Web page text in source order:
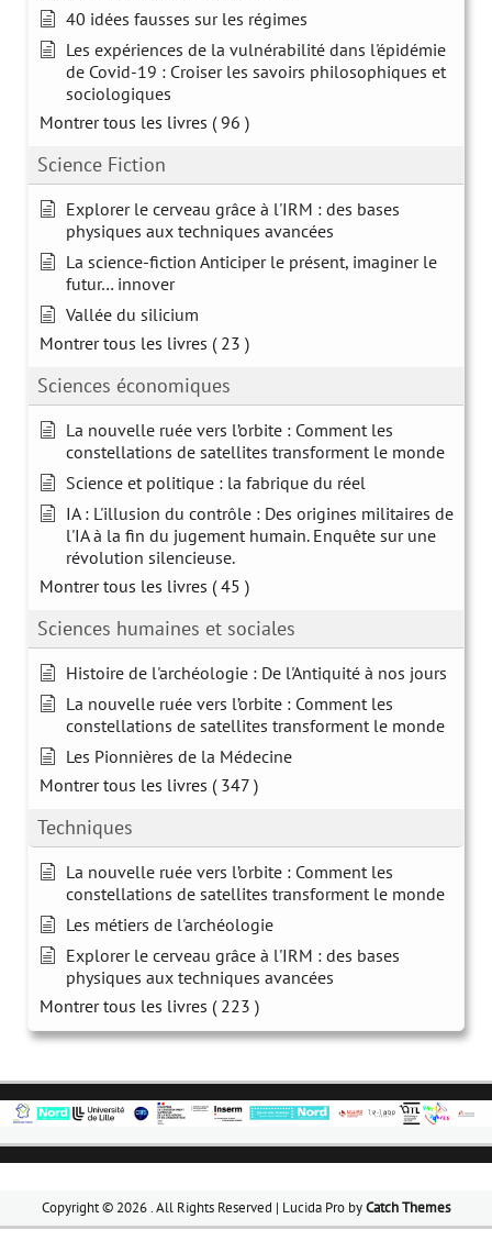
40 idées fausses sur les régimes
Les expériences de la vulnérabilité dans l'épidémie
de Covid-19 : Croiser les savoirs philosophiques et
sociologiques
Montrer tous les livres ( 96 )
Science Fiction
Explorer le cerveau grâce à l'IRM : des bases
physiques aux techniques avancées
La science-fiction Anticiper le présent, imaginer le
futur… innover
Vallée du silicium
Montrer tous les livres ( 23 )
Sciences économiques
La nouvelle ruée vers l’orbite : Comment les
constellations de satellites transforment le monde
Science et politique : la fabrique du réel
IA : L'illusion du contrôle : Des origines militaires de
l'IA à la fin du jugement humain. Enquête sur une
révolution silencieuse.
Montrer tous les livres ( 45 )
Sciences humaines et sociales
Histoire de l'archéologie : De l'Antiquité à nos jours
La nouvelle ruée vers l’orbite : Comment les
constellations de satellites transforment le monde
Les Pionnières de la Médecine
Montrer tous les livres ( 347 )
Techniques
La nouvelle ruée vers l’orbite : Comment les
constellations de satellites transforment le monde
Les métiers de l'archéologie
Explorer le cerveau grâce à l'IRM : des bases
physiques aux techniques avancées
Montrer tous les livres ( 223 )
Copyright © 2026. All Rights Reserved | Lucida Pro byCatch Themes